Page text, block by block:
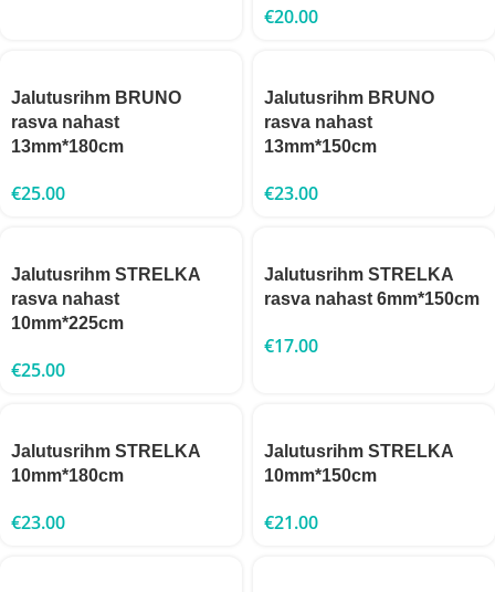
€20.00
Jalutusrihm BRUNO
rasva nahast
13mm*180cm
€25.00
Jalutusrihm BRUNO
rasva nahast
13mm*150cm
€23.00
Jalutusrihm STRELKA
rasva nahast
10mm*225cm
€25.00
Jalutusrihm STRELKA
rasva nahast 6mm*150cm
€17.00
Jalutusrihm STRELKA
10mm*180cm
€23.00
Jalutusrihm STRELKA
10mm*150cm
€21.00